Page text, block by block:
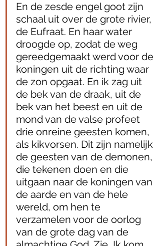
En de zesde engel goot zijn
schaal uit over de grote rivier,
de Eufraat. En haar water
droogde op, zodat de weg
gereedgemaakt werd voor de
koningen uit de richting waar
de zon opgaat. En ik zag uit
de bek van de draak, uit de
bek van het beest en uit de
mond van de valse profeet
drie onreine geesten komen,
als kikvorsen. Dit zijn namelijk
de geesten van de demonen,
die tekenen doen en die
uitgaan naar de koningen van
de aarde en van de hele
wereld, om hen te
verzamelen voor de oorlog
van de grote dag van de